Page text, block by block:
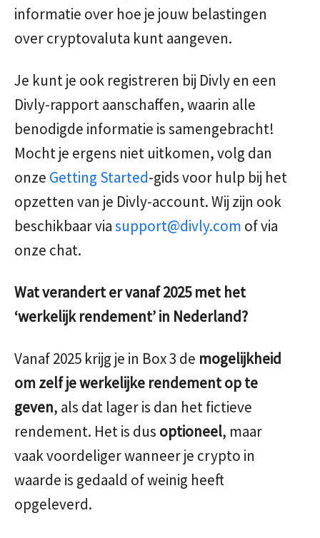
informatie over hoe je jouw belastingen
over cryptovaluta kunt aangeven.
Je kunt je ook registreren bij Divly en een
Divly-rapport aanschaffen, waarin alle
benodigde informatie is samengebracht!
Mocht je ergens niet uitkomen, volg dan
onze Getting Started-gids voor hulp bij het
opzetten van je Divly-account. Wij zijn ook
beschikbaar viasupport@divly.com of via
onze chat.
Wat verandert er vanaf 2025 met het
‘werkelijk rendement’ in Nederland?
Vanaf 2025 krijg je in Box 3 de mogelijkheid
om zelf je werkelijke rendement op te
geven, als dat lager is dan het fictieve
rendement. Het is dus optioneel, maar
vaak voordeliger wanneer je crypto in
waarde is gedaald of weinig heeft
opgeleverd.